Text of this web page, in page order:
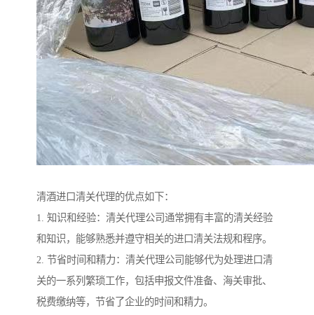
清酒进口清关代理的优点如下：
1. 知识和经验：清关代理公司通常拥有丰富的清关经验
和知识，能够熟悉并遵守相关的进口清关法规和程序。
2. 节省时间和精力：清关代理公司能够代为处理进口清
关的一系列繁琐工作，包括申报文件准备、海关审批、
税费缴纳等，节省了企业的时间和精力。